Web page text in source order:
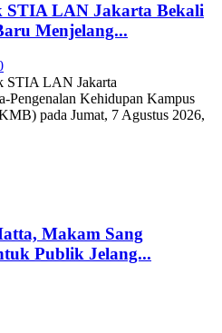
LAN Jakarta Bekali
Menjelang...
STIA LAN Jakarta
Pengenalan Kehidupan Kampus
pada Jumat, 7 Agustus 2026,
Makam Sang
Publik Jelang...